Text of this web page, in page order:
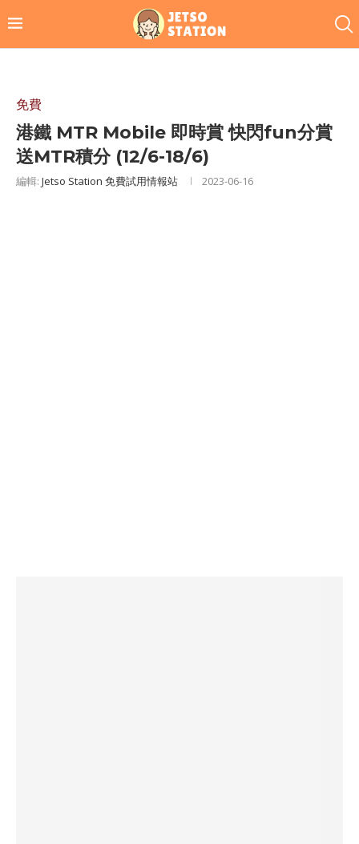
免費
港鐵 MTR Mobile 即時賞 快閃fun分賞
送MTR積分 (12/6-18/6)
編輯: Jetso Station 免費試用情報站 2023-06-16